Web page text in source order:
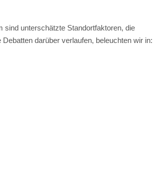
sind unterschätzte Standortfaktoren, die
darüber verlaufen, beleuchten wir in: